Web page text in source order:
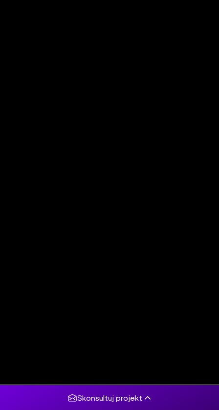
Skonsultuj projekt